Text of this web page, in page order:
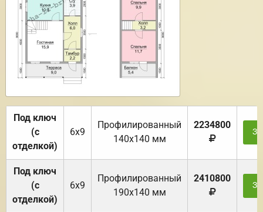
Под ключ
(с
отделкой)
6х9
Профилированный
140х140 мм
2234800
Под ключ
(с
отделкой)
6х9
Профилированный
190х140 мм
2410800